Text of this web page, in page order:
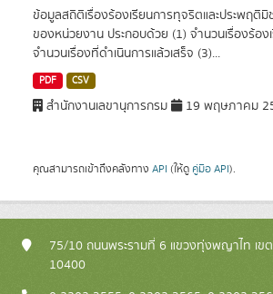
ข้อมูลสถิติเรื่องร้องเรียนการทุจริตและประพฤติ
ของหน่วยงาน ประกอบด้วย (1) จำนวนเรื่องร้อ
จำนวนเรื่องที่ดำเนินการแล้วเสร็จ (3)...
PDF CSV
สำนักงานเลขานุการกรม 19 พฤษภาคม
คุณสามารถเข้าถึงคลังทาง API (ให้ดู คู่มือ API).
75/10 ถนนพระรามที่ 6 แขวงทุ่งพญาไท เขต
10400